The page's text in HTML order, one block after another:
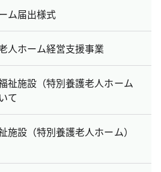
ム届出様式
人ホーム経営支援事業
祉施設（特別養護老人ホーム
て
施設（特別養護老人ホーム）